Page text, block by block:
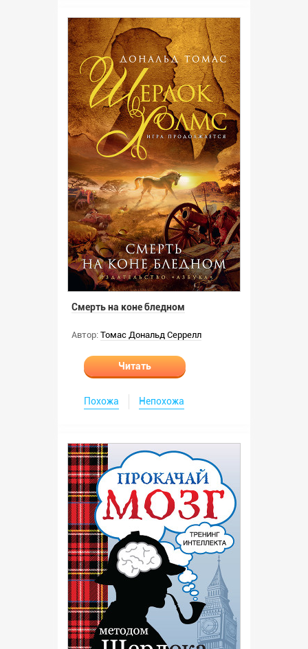
Смерть на коне бледном
Автор: Томас Дональд Серрелл
Читать
Похожа Непохожа